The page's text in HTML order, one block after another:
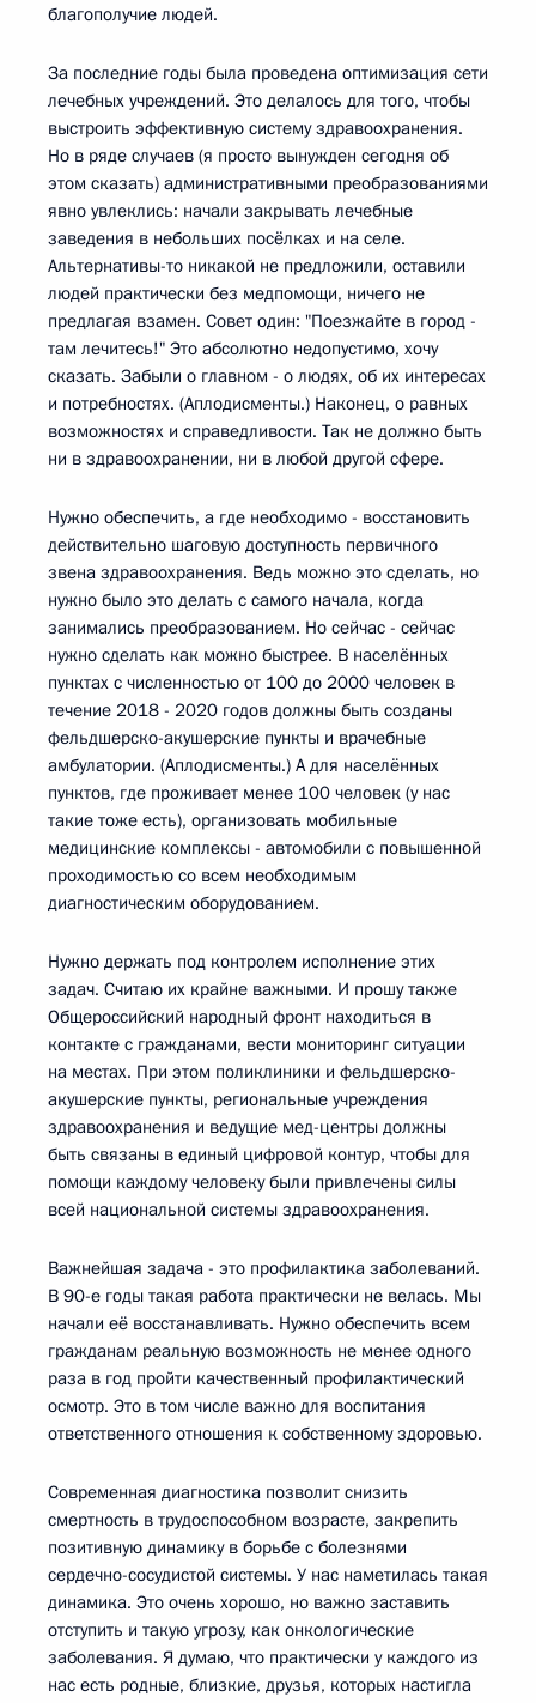
благополучие людей.
За последние годы была проведена оптимизация сети
лечебных учреждений. Это делалось для того, чтобы
выстроить эффективную систему здравоохранения.
Но в ряде случаев (я просто вынужден сегодня об
этом сказать) административными преобразованиями
явно увлеклись: начали закрывать лечебные
заведения в небольших посёлках и на селе.
Альтернативы-то никакой не предложили, оставили
людей практически без медпомощи, ничего не
предлагая взамен. Совет один: "Поезжайте в город -
там лечитесь!" Это абсолютно недопустимо, хочу
сказать. Забыли о главном - о людях, об их интересах
и потребностях. (Аплодисменты.) Наконец, о равных
возможностях и справедливости. Так не должно быть
ни в здравоохранении, ни в любой другой сфере.
Нужно обеспечить, а где необходимо - восстановить
действительно шаговую доступность первичного
звена здравоохранения. Ведь можно это сделать, но
нужно было это делать с самого начала, когда
занимались преобразованием. Но сейчас - сейчас
нужно сделать как можно быстрее. В населённых
пунктах с численностью от 100 до 2000 человек в
течение 2018 - 2020 годов должны быть созданы
фельдшерско-акушерские пункты и врачебные
амбулатории. (Аплодисменты.) А для населённых
пунктов, где проживает менее 100 человек (у нас
такие тоже есть), организовать мобильные
медицинские комплексы - автомобили с повышенной
проходимостью со всем необходимым
диагностическим оборудованием.
Нужно держать под контролем исполнение этих
задач. Считаю их крайне важными. И прошу также
Общероссийский народный фронт находиться в
контакте с гражданами, вести мониторинг ситуации
на местах. При этом поликлиники и фельдшерско-
акушерские пункты, региональные учреждения
здравоохранения и ведущие мед-центры должны
быть связаны в единый цифровой контур, чтобы для
помощи каждому человеку были привлечены силы
всей национальной системы здравоохранения.
Важнейшая задача - это профилактика заболеваний.
В 90-е годы такая работа практически не велась. Мы
начали её восстанавливать. Нужно обеспечить всем
гражданам реальную возможность не менее одного
раза в год пройти качественный профилактический
осмотр. Это в том числе важно для воспитания
ответственного отношения к собственному здоровью.
Современная диагностика позволит снизить
смертность в трудоспособном возрасте, закрепить
позитивную динамику в борьбе с болезнями
сердечно-сосудистой системы. У нас наметилась такая
динамика. Это очень хорошо, но важно заставить
отступить и такую угрозу, как онкологические
заболевания. Я думаю, что практически у каждого из
нас есть родные, близкие, друзья, которых настигла